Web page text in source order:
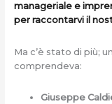
manageriale e
per raccontarvi il
Ma c’è stato di più;
comprendeva:
Giuseppe